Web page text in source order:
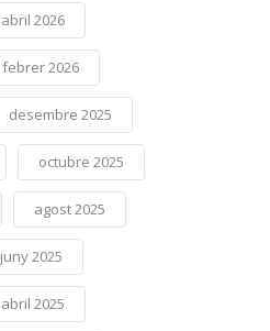
abril 2026
febrer 2026
desembre 2025
octubre 2025
agost 2025
juny 2025
abril 2025